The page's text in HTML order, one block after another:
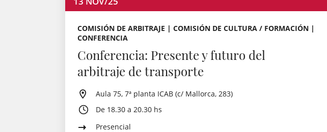
COMISIÓN DE ARBITRAJE | COMISIÓN DE CULTURA / FORMACIÓN |
CONFERENCIA
Conferencia: Presente y futuro del
arbitraje de transporte
Aula 75, 7ª planta ICAB (c/ Mallorca, 283)
De 18.30 a 20.30 hs
Presencial